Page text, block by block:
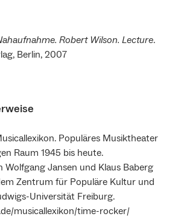
Robert Wilson. Lecture.
Berlin, 2007
Populäres Musiktheater
Raum 1945 bis heute.
Wolfgang Jansen und Klaus Baberg
Zentrum für Populäre Kultur und
Universität Freiburg.
musicallexikon/time-rocker/